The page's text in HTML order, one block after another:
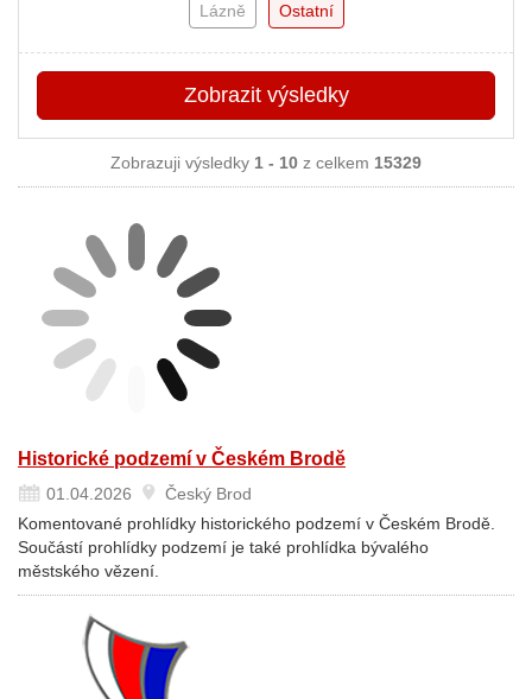
Lázně Ostatní
Zobrazit výsledky
Zobrazuji výsledky 1 - 10 z celkem 15329
Historické podzemí v Českém Brodě
01.04.2026
Český Brod
Komentované prohlídky historického podzemí v Českém Brodě.
Součástí prohlídky podzemí je také prohlídka bývalého
městského vězení.